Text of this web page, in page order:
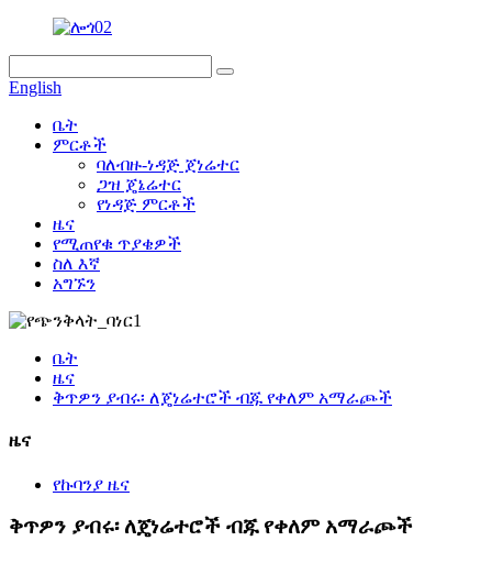
English
ቤት
ምርቶች
ባለብዙ-ነዳጅ ጀነሬተር
ጋዝ ጄኔሬተር
የነዳጅ ምርቶች
ዜና
የሚጠየቁ ጥያቄዎች
ስለ እኛ
አግኙን
ቤት
ዜና
ቅጥዎን ያብሩ፡ ለጄነሬተሮች ብጁ የቀለም አማራጮች
ዜና
የኩባንያ ዜና
ቅጥዎን ያብሩ፡ ለጄነሬተሮች ብጁ የቀለም አማራጮች